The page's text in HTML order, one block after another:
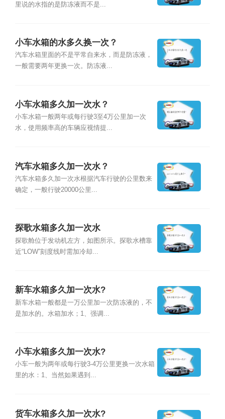
里说的水指的是防冻液而不是...
小车水箱的水多久换一次？
汽车水箱里面的不是平常自来水，而是防冻液，
一般需要两年更换一次。防冻液...
小车水箱多久加一次水？
小车水箱一般两年或每行驶3至4万公里加一次
水，使用频率高的车辆应视情提...
汽车水箱多久加一次水？
汽车水箱多久加一次水根据汽车行驶的公里数来
确定，一般行驶20000公里...
探歌水箱多久加一次水
探歌舱位于发动机左方，如图所示。探歌水槽靠
近“LOW”刻度线时需加冷却...
新车水箱多久加一次水?
新车水箱一般都是一万公里加一次防冻液的，不
是加水的。水箱加水；1、强调...
小车水箱多久加一次水?
小车一般为两年或每行驶3-4万公里更换一次水箱
里的水：1、当然如果遇到...
货车水箱多久加一次水?